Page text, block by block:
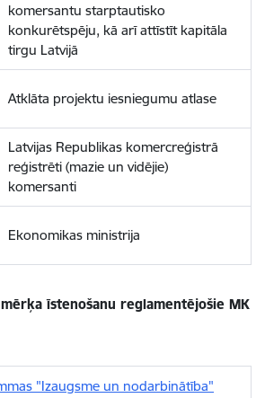
komersantu starptautisko
konkurētspēju, kā arī attīstīt kapitāla
tirgu Latvijā
Atklāta projektu iesniegumu atlase
Latvijas Republikas komercreģistrā
reģistrēti (mazie un vidējie)
komersanti
Ekonomikas ministrija
īstenošanu reglamentējošie MK
"Izaugsme un nodarbinātība"